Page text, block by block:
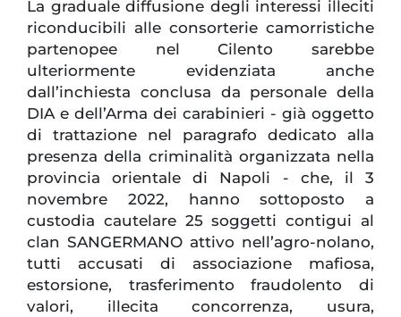
La graduale diffusione degli interessi illeciti
riconducibili alle consorterie camorristiche
partenopee nel Cilento sarebbe
ulteriormente evidenziata anche
dall’inchiesta conclusa da personale della
DIA e dell’Arma dei carabinieri - già oggetto
di trattazione nel paragrafo dedicato alla
presenza della criminalità organizzata nella
provincia orientale di Napoli - che, il 3
novembre 2022, hanno sottoposto a
custodia cautelare 25 soggetti contigui al
clan SANGERMANO attivo nell’agro-nolano,
tutti accusati di associazione mafiosa,
estorsione, trasferimento fraudolento di
valori, illecita concorrenza, usura,